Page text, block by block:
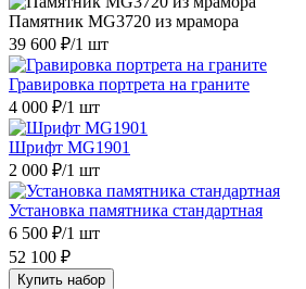
Памятник MG3720 из мрамора
39 600 ₽/1 шт
Гравировка портрета на граните
4 000 ₽/1 шт
Шрифт MG1901
2 000 ₽/1 шт
Установка памятника стандартная
6 500 ₽/1 шт
52 100 ₽
Купить набор